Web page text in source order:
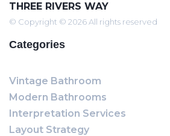
THREE RIVERS WAY
© Copyright © 2026 All rights reserved
Categories
Vintage Bathroom
Modern Bathrooms
Interpretation Services
Layout Strategy